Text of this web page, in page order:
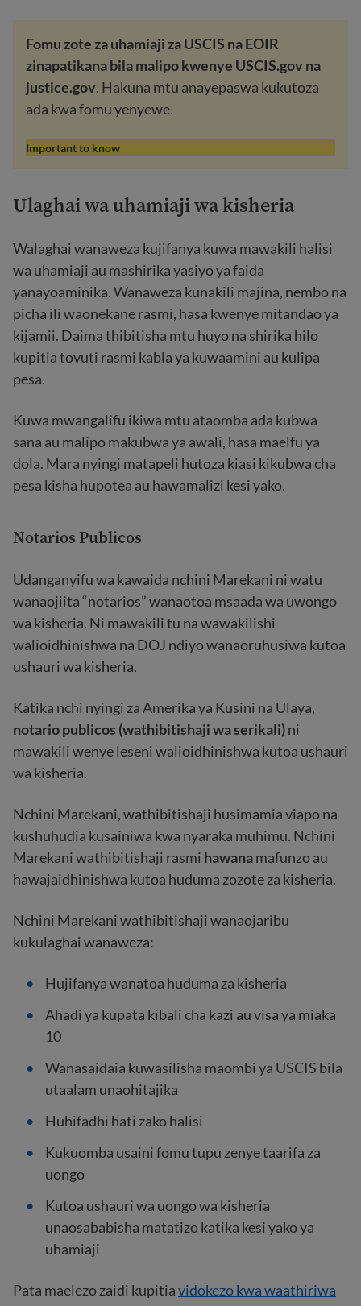
Fomu zote za uhamiaji za USCIS na EOIR
zinapatikana bila malipo kwenye USCIS.gov na
justice.gov. Hakuna mtu anayepaswa kukutoza
ada kwa fomu yenyewe.
Important to know
Ulaghai wa uhamiaji wa kisheria
Walaghai wanaweza kujifanya kuwa mawakili halisi
wa uhamiaji au mashirika yasiyo ya faida
yanayoaminika. Wanaweza kunakili majina, nembo na
picha ili waonekane rasmi, hasa kwenye mitandao ya
kijamii. Daima thibitisha mtu huyo na shirika hilo
kupitia tovuti rasmi kabla ya kuwaamini au kulipa
pesa.
Kuwa mwangalifu ikiwa mtu ataomba ada kubwa
sana au malipo makubwa ya awali, hasa maelfu ya
dola. Mara nyingi matapeli hutoza kiasi kikubwa cha
pesa kisha hupotea au hawamalizi kesi yako.
Notarios Publicos
Udanganyifu wa kawaida nchini Marekani ni watu
wanaojiita “notarios” wanaotoa msaada wa uwongo
wa kisheria. Ni mawakili tu na wawakilishi
walioidhinishwa na DOJ ndiyo wanaoruhusiwa kutoa
ushauri wa kisheria.
Katika nchi nyingi za Amerika ya Kusini na Ulaya,
notario publicos (wathibitishaji wa serikali)ni
mawakili wenye leseni walioidhinishwa kutoa ushauri
wa kisheria.
Nchini Marekani, wathibitishaji husimamia viapo na
kushuhudia kusainiwa kwa nyaraka muhimu. Nchini
Marekani wathibitishaji rasmi hawanamafunzo au
hawajaidhinishwa kutoa huduma zozote za kisheria.
Nchini Marekani wathibitishaji wanaojaribu
kukulaghai wanaweza:
Hujifanya wanatoa huduma za kisheria
Ahadi ya kupata kibali cha kazi au visa ya miaka
10
Wanasaidaia kuwasilisha maombi ya USCIS bila
utaalam unaohitajika
Huhifadhi hati zako halisi
Kukuomba usaini fomu tupu zenye taarifa za
uongo
Kutoa ushauri wa uongo wa kisheria
unaosababisha matatizo katika kesi yako ya
uhamiaji
Pata maelezo zaidi kupitiavidokezo kwa waathiriwa